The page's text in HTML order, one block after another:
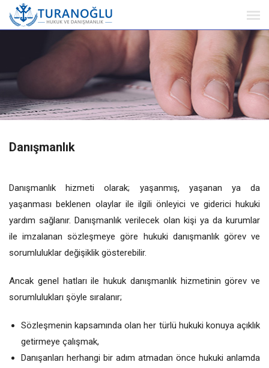
Danışmanlık
Danışmanlık hizmeti olarak; yaşanmış, yaşanan ya da
yaşanması beklenen olaylar ile ilgili önleyici ve giderici hukuki
yardım sağlanır. Danışmanlık verilecek olan kişi ya da kurumlar
ile imzalanan sözleşmeye göre hukuki danışmanlık görev ve
sorumluluklar değişiklik gösterebilir.
Ancak genel hatları ile hukuk danışmanlık hizmetinin görev ve
sorumlulukları şöyle sıralanır;
Sözleşmenin kapsamında olan her türlü hukuki konuya açıklık
getirmeye çalışmak,
Danışanları herhangi bir adım atmadan önce hukuki anlamda